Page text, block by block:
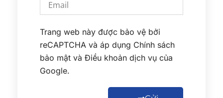
Trang web này được bảo vệ bởi
reCAPTCHA và áp dụng Chính sách
bảo mật và Điều khoản dịch vụ của
Google.